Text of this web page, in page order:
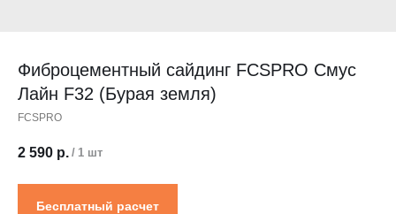
Фиброцементный сайдинг FCSPRO Смус
Лайн F32 (Бурая земля)
FCSPRO
2 590 р. / 1 шт
Бесплатный расчет